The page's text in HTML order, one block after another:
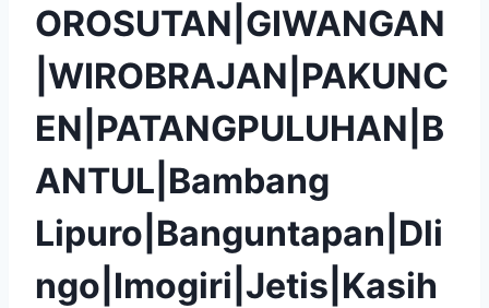
OROSUTAN|GIWANGAN
|WIROBRAJAN|PAKUNC
EN|PATANGPULUHAN|B
ANTUL|Bambang
Lipuro|Banguntapan|Dli
ngo|Imogiri|Jetis|Kasih